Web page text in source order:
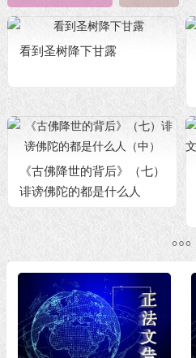
看到圣树降下甘露
《古佛降世的背后》（七）
诽谤佛陀的都是什么人
（中）